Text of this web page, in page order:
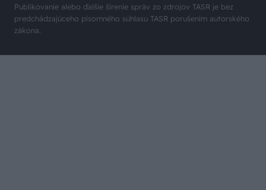
Publikovanie alebo ďalšie šírenie správ zo zdrojov TASR je bez
predchádzajúceho písomného súhlasu TASR porušením autorského
zákona.